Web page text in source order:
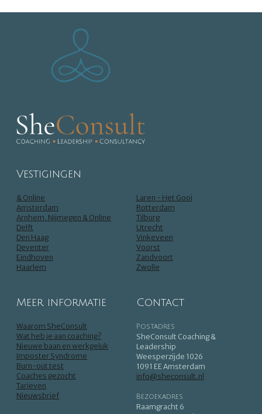
Vestigingen
& Online
Amsterdam
Arnhem, Nijmegen & Online
Delft
Den Haag
Deventer
Eindhoven
Haarlem
Laren - Het Gooi
Rotterdam
Tilburg
Utrecht
Vinkeveen
Voorst
Zandvoort
Zwolle
Meer informatie
Waarom SheConsult
Wat heb je aan coaching?
Nieuwe baan en werkgeluk
Imposter Syndrome
Burn-out test
Coaches gezocht
Tarieven
Nieuwsbrief
Contact
Postadres
SheConsult Coaching &
Leadership
Weesperzijde 1026
1091 EE Amsterdam
info@sheconsult.nl
Bezoekadres
Raamgracht 6